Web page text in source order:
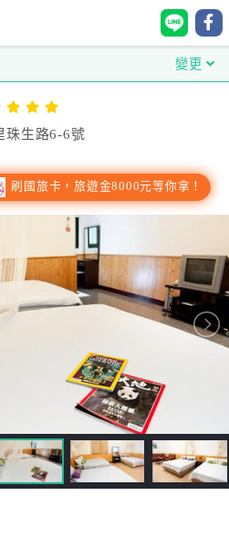
變更
珠生路6-6號
刷國旅卡，旅遊金8000元等你拿！